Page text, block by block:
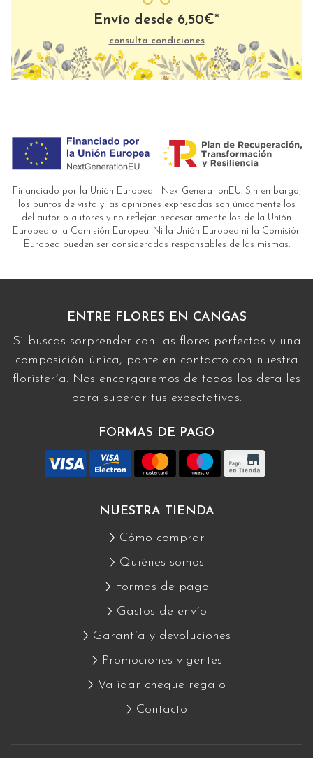
Envío desde 6,50€*
consulta condiciones
Financiado por la Unión Europea - NextGenerationEU. Sin embargo,
los puntos de vista y las opiniones expresadas son únicamente los
del autor o autores y no reflejan necesariamente los de la Unión
Europea o la Comisión Europea. Ni la Unión Europea ni la Comisión
Europea pueden ser consideradas responsables de las mismas.
ENTRE FLORES EN CANGAS
Si buscas sorprender con las flores perfectas y una
composición única, ponte en contacto con nuestra
floristería. Nos encargaremos de todos los detalles
para superar tus expectativas.
FORMAS DE PAGO
NUESTRA TIENDA
Cómo comprar
Quiénes somos
Formas de pago
Gastos de envío
Garantía y devoluciones
Promociones vigentes
Validar cheque regalo
Contacto